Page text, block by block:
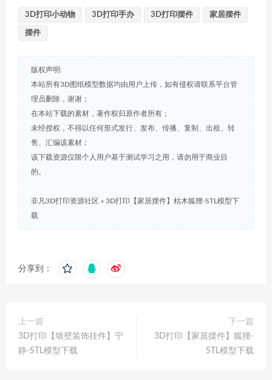
3D打印小动物 3D打印手办 3D打印摆件 家居摆件
摆件
版权声明:
本站所有3D图纸模型数据均由用户上传，如有侵权请联系平台管
理员删除，谢谢；
在本站下载的素材，著作权归原作者所有；
未经授权，不得以任何形式发行、发布、传播、复制、出租、转
售、汇编该素材；
该下载资源仅限个人用户基于测试学习之用，请勿用于商业目
的。
非凡3D打印资源社区 » 3D打印【家居摆件】枯木狐狸-STL模型下
载
分享到：
上一篇
3D打印【墙壁装饰挂件】宁
静-STL模型下载
下一篇
3D打印【家居摆件】狐狸-
STL模型下载